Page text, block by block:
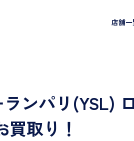
店舗
ンパリ(YSL)
買取り！